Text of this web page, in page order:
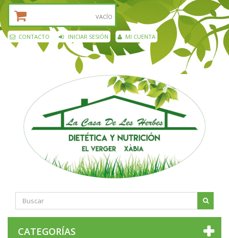
VACÍO
CONTACTO INICIAR SESIÓN MI CUENTA
CATEGORÍAS